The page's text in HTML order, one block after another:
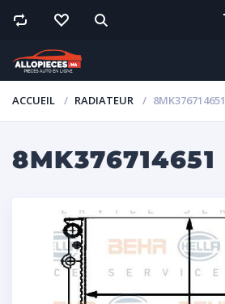
ACCUEIL RADIATEUR 8MK376714651
8MK376714651